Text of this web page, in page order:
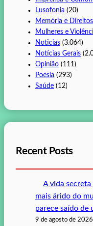
Lusofonia (20)
Memória e
Mulheres e
Noticias (3.064)
Notícias Gerais
Opinião (111)
Poesia (293)
Saúde (12)
Recent Posts
A vida
mais árido do
parece saído de
9 de agosto de 2026